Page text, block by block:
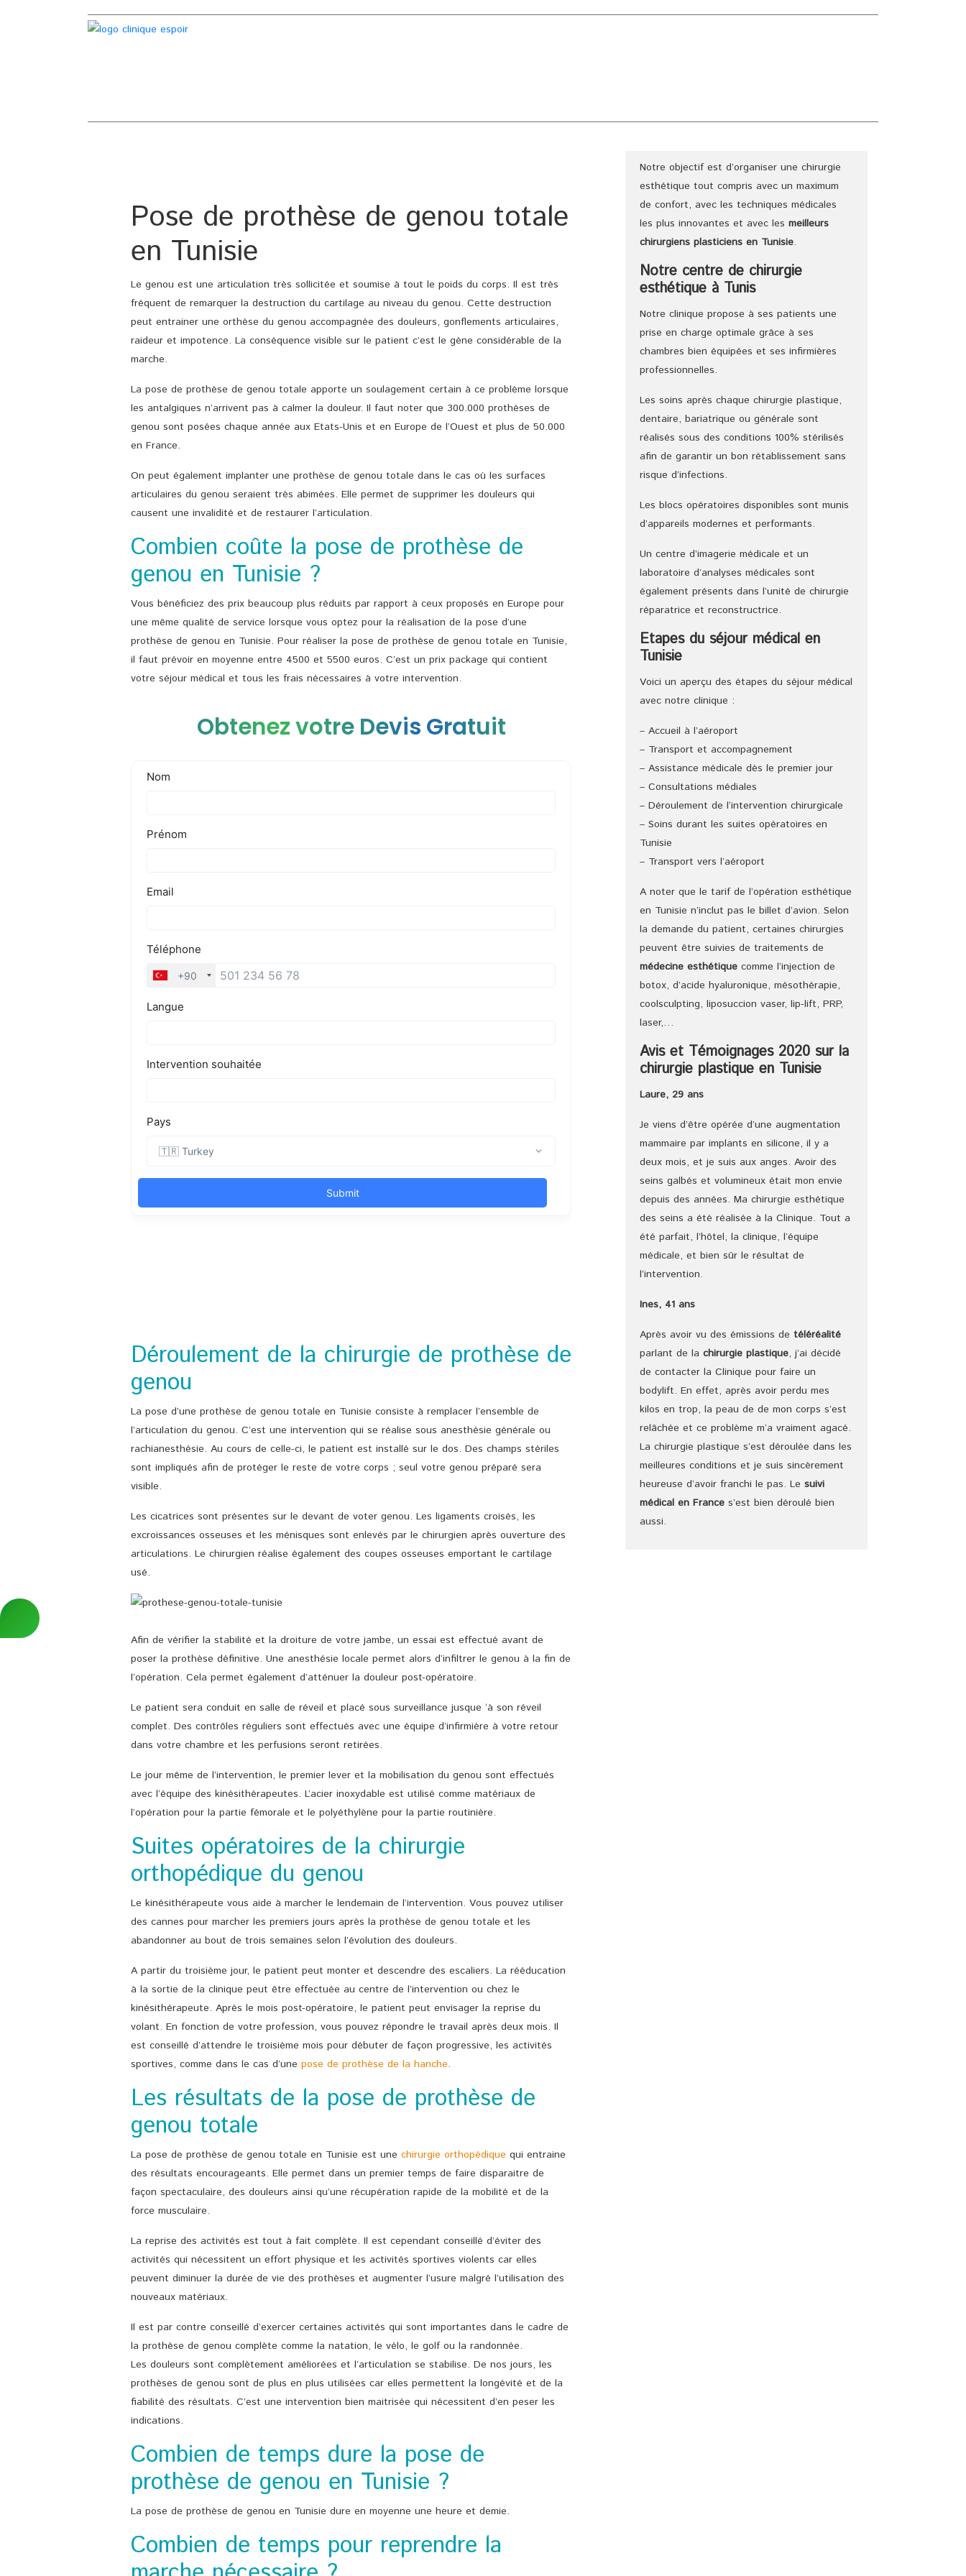
Pose de prothèse de genou totale
en Tunisie
Le genou est une articulation très sollicitée et soumise à tout le poids du corps. Il est très
fréquent de remarquer la destruction du cartilage au niveau du genou. Cette destruction
peut entrainer une orthèse du genou accompagnée des douleurs, gonflements articulaires,
raideur et impotence. La conséquence visible sur le patient c’est le gène considérable de la
marche.
La pose de prothèse de genou totale apporte un soulagement certain à ce problème lorsque
les antalgiques n’arrivent pas à calmer la douleur. Il faut noter que 300.000 prothèses de
genou sont posées chaque année aux Etats-Unis et en Europe de l’Ouest et plus de 50.000
en France.
On peut également implanter une prothèse de genou totale dans le cas où les surfaces
articulaires du genou seraient très abimées. Elle permet de supprimer les douleurs qui
causent une invalidité et de restaurer l’articulation.
Combien coûte la pose de prothèse de
genou en Tunisie ?
Vous bénéficiez des prix beaucoup plus réduits par rapport à ceux proposés en Europe pour
une même qualité de service lorsque vous optez pour la réalisation de la pose d’une
prothèse de genou en Tunisie. Pour réaliser la pose de prothèse de genou totale en Tunisie,
il faut prévoir en moyenne entre 4500 et 5500 euros. C’est un prix package qui contient
votre séjour médical et tous les frais nécessaires à votre intervention.
Obtenez votre Devis Gratuit
Déroulement de la chirurgie de prothèse de
genou
La pose d’une prothèse de genou totale en Tunisie consiste à remplacer l’ensemble de
l’articulation du genou. C’est une intervention qui se réalise sous anesthésie générale ou
rachianesthésie. Au cours de celle-ci, le patient est installé sur le dos. Des champs stériles
sont impliqués afin de protéger le reste de votre corps ; seul votre genou préparé sera
visible.
Les cicatrices sont présentes sur le devant de voter genou. Les ligaments croisés, les
excroissances osseuses et les ménisques sont enlevés par le chirurgien après ouverture des
articulations. Le chirurgien réalise également des coupes osseuses emportant le cartilage
usé.
Afin de vérifier la stabilité et la droiture de votre jambe, un essai est effectué avant de
poser la prothèse définitive. Une anesthésie locale permet alors d’infiltrer le genou à la fin de
l’opération. Cela permet également d’atténuer la douleur post-opératoire.
Le patient sera conduit en salle de réveil et placé sous surveillance jusque ‘à son réveil
complet. Des contrôles réguliers sont effectués avec une équipe d’infirmière à votre retour
dans votre chambre et les perfusions seront retirées.
Le jour même de l’intervention, le premier lever et la mobilisation du genou sont effectués
avec l’équipe des kinésithérapeutes. L’acier inoxydable est utilisé comme matériaux de
l’opération pour la partie fémorale et le polyéthylène pour la partie routinière.
Suites opératoires de la chirurgie
orthopédique du genou
Le kinésithérapeute vous aide à marcher le lendemain de l’intervention. Vous pouvez utiliser
des cannes pour marcher les premiers jours après la prothèse de genou totale et les
abandonner au bout de trois semaines selon l’évolution des douleurs.
A partir du troisième jour, le patient peut monter et descendre des escaliers. La rééducation
à la sortie de la clinique peut être effectuée au centre de l’intervention ou chez le
kinésithérapeute. Après le mois post-opératoire, le patient peut envisager la reprise du
volant. En fonction de votre profession, vous pouvez répondre le travail après deux mois. Il
est conseillé d’attendre le troisième mois pour débuter de façon progressive, les activités
sportives, comme dans le cas d’une pose de prothèse de la hanche.
Les résultats de la pose de prothèse de
genou totale
La pose de prothèse de genou totale en Tunisie est une chirurgie orthopédique qui entraine
des résultats encourageants. Elle permet dans un premier temps de faire disparaitre de
façon spectaculaire, des douleurs ainsi qu’une récupération rapide de la mobilité et de la
force musculaire.
La reprise des activités est tout à fait complète. Il est cependant conseillé d’éviter des
activités qui nécessitent un effort physique et les activités sportives violents car elles
peuvent diminuer la durée de vie des prothèses et augmenter l’usure malgré l’utilisation des
nouveaux matériaux.
Il est par contre conseillé d’exercer certaines activités qui sont importantes dans le cadre de
la prothèse de genou complète comme la natation, le vélo, le golf ou la randonnée.
Les douleurs sont complètement améliorées et l’articulation se stabilise. De nos jours, les
prothèses de genou sont de plus en plus utilisées car elles permettent la longévité et de la
fiabilité des résultats. C’est une intervention bien maitrisée qui nécessitent d’en peser les
indications.
Combien de temps dure la pose de
prothèse de genou en Tunisie ?
La pose de prothèse de genou en Tunisie dure en moyenne une heure et demie.
Combien de temps pour reprendre la
Notre objectif est d’organiser une chirurgie
esthétique tout compris avec un maximum
de confort, avec les techniques médicales
les plus innovantes et avec lesmeilleurs
chirurgiens plasticiens en Tunisie.
Notre centre de chirurgie
esthétique à Tunis
Notre clinique propose à ses patients une
prise en charge optimale grâce à ses
chambres bien équipées et ses infirmières
professionnelles.
Les soins après chaque chirurgie plastique,
dentaire, bariatrique ou générale sont
réalisés sous des conditions 100% stérilisés
afin de garantir un bon rétablissement sans
risque d’infections.
Les blocs opératoires disponibles sont munis
d’appareils modernes et performants.
Un centre d’imagerie médicale et un
laboratoire d’analyses médicales sont
également présents dans l’unité de chirurgie
réparatrice et reconstructrice.
Etapes du séjour médical en
Tunisie
Voici un aperçu des étapes du séjour médical
avec notre clinique :
– Accueil à l’aéroport
– Transport et accompagnement
– Assistance médicale dès le premier jour
– Consultations médiales
– Déroulement de l‘intervention chirurgicale
– Soins durant les suites opératoires en
Tunisie
– Transport vers l’aéroport
A noter que le tarif de l’opération esthétique
en Tunisie n’inclut pas le billet d’avion. Selon
la demande du patient, certaines chirurgies
peuvent être suivies de traitements de
médecine esthétique comme l’injection de
botox, d’acide hyaluronique, mésothérapie,
coolsculpting, liposuccion vaser, lip-lift, PRP,
laser,…
Avis et Témoignages 2020 sur la
chirurgie plastique en Tunisie
Laure, 29 ans
Je viens d’être opérée d’une augmentation
mammaire par implants en silicone, il y a
deux mois, et je suis aux anges. Avoir des
seins galbés et volumineux était mon envie
depuis des années. Ma chirurgie esthétique
des seins a été réalisée à la Clinique. Tout a
été parfait, l’hôtel, la clinique, l’équipe
médicale, et bien sûr le résultat de
l’intervention.
Ines, 41 ans
Après avoir vu des émissions detéléréalité
parlant de lachirurgie plastique, j’ai décidé
de contacter la Clinique pour faire un
bodylift. En effet, après avoir perdu mes
kilos en trop, la peau de de mon corps s’est
relâchée et ce problème m’a vraiment agacé.
La chirurgie plastique s’est déroulée dans les
meilleures conditions et je suis sincèrement
heureuse d’avoir franchi le pas. Lesuivi
médical en France s’est bien déroulé bien
aussi.